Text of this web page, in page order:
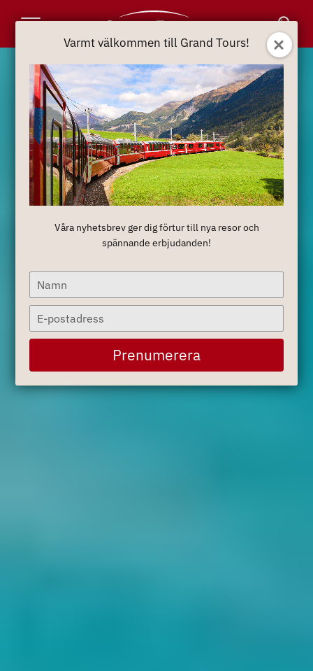
NavigationVarmt välkommen till Grand Tours!
Våra nyhetsbrev ger dig förtur till nya resor och
spännande erbjudanden!
Type
your
name
Type
your
email
Prenumerera